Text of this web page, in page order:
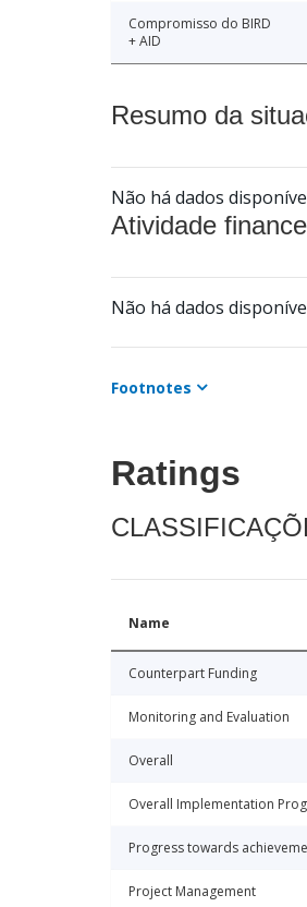
Compromisso do BIRD
+ AID
Resumo da
Não há dados
Atividade
Não há dados
Footnotes
Ratings
Name
Counterpart Funding
Monitoring and Evaluation
Overall
Overall Implementation
Progress towards
Project Management